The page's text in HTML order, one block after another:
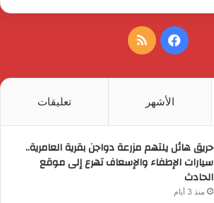
فيسبوكملخص
الأشهر تعليقات
حريق هائل يلتهم مزرعة دواجن بقرية العامرية..
سيارات الإطفاء والإسعاف تهرع إلى موقع
الحادث
منذ 3 أيام